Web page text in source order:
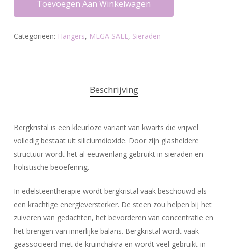
Toevoegen Aan Winkelwagen
Categorieën: Hangers, MEGA SALE, Sieraden
Beschrijving
Bergkristal is een kleurloze variant van kwarts die vrijwel
volledig bestaat uit siliciumdioxide. Door zijn glasheldere
structuur wordt het al eeuwenlang gebruikt in sieraden en
holistische beoefening.
In edelsteentherapie wordt bergkristal vaak beschouwd als
een krachtige energieversterker. De steen zou helpen bij het
zuiveren van gedachten, het bevorderen van concentratie en
het brengen van innerlijke balans. Bergkristal wordt vaak
geassocieerd met de kruinchakra en wordt veel gebruikt in